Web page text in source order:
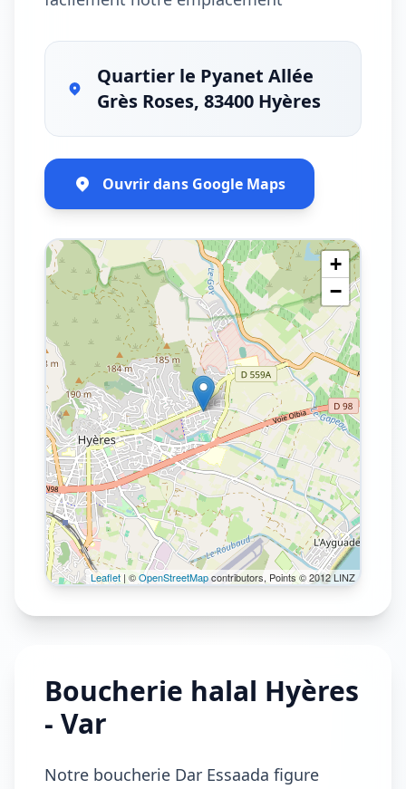
Quartier le Pyanet Allée
Grès Roses, 83400 Hyères
Ouvrir dans Google Maps
+
−
Leaflet| ©OpenStreetMapcontributors, Points © 2012 LINZ
Boucherie halal Hyères
- Var
Notre boucherie Dar Essaada figure